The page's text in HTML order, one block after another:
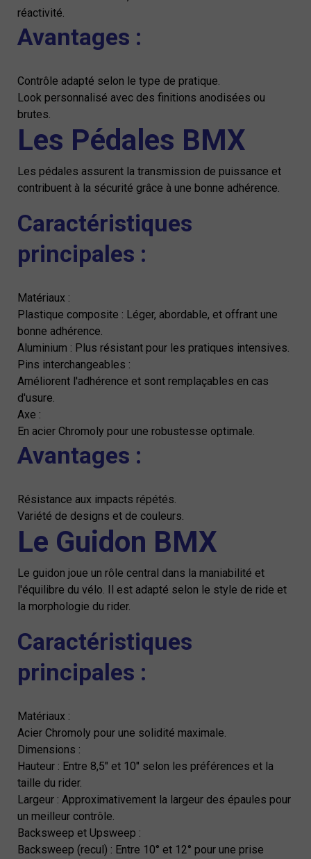
réactivité.
Avantages :
Contrôle adapté selon le type de pratique.
Look personnalisé avec des finitions anodisées ou
brutes.
Les Pédales BMX
Les pédales assurent la transmission de puissance et
contribuent à la sécurité grâce à une bonne adhérence.
Caractéristiques
principales :
Matériaux :
Plastique composite : Léger, abordable, et offrant une
bonne adhérence.
Aluminium : Plus résistant pour les pratiques intensives.
Pins interchangeables :
Améliorent l'adhérence et sont remplaçables en cas
d'usure.
Axe :
En acier Chromoly pour une robustesse optimale.
Avantages :
Résistance aux impacts répétés.
Variété de designs et de couleurs.
Le Guidon BMX
Le guidon joue un rôle central dans la maniabilité et
l'équilibre du vélo. Il est adapté selon le style de ride et
la morphologie du rider.
Caractéristiques
principales :
Matériaux :
Acier Chromoly pour une solidité maximale.
Dimensions :
Hauteur : Entre 8,5" et 10" selon les préférences et la
taille du rider.
Largeur : Approximativement la largeur des épaules pour
un meilleur contrôle.
Backsweep et Upsweep :
Backsweep (recul) : Entre 10° et 12° pour une prise